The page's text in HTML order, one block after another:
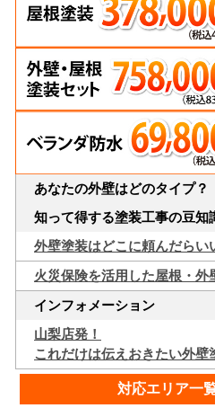
あなたの外壁はどのタイプ？
知って得する塗装工事の豆知
外壁塗装はどこに頼んだらい
火災保険を活用した屋根・外
インフォメーション
山梨店発！
これだけは伝えおきたい外壁
対応エリア一